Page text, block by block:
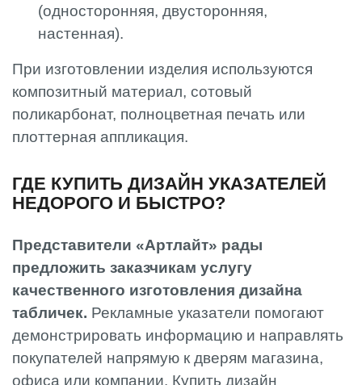
(односторонняя, двусторонняя,
настенная).
При изготовлении изделия используются
композитный материал, сотовый
поликарбонат, полноцветная печать или
плоттерная аппликация.
ГДЕ КУПИТЬ ДИЗАЙН УКАЗАТЕЛЕЙ
НЕДОРОГО И БЫСТРО?
Представители «Артлайт» рады
предложить заказчикам услугу
качественного изготовления дизайна
табличек. Рекламные указатели помогают
демонстрировать информацию и направлять
покупателей напрямую к дверям магазина,
офиса или компании. Купить дизайн